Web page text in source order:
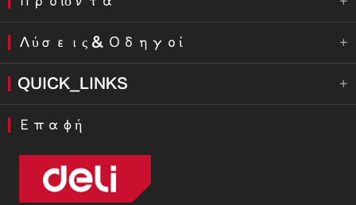
Λύσεις & Οδηγοί 
QUICK_LINKS 
Επαφή